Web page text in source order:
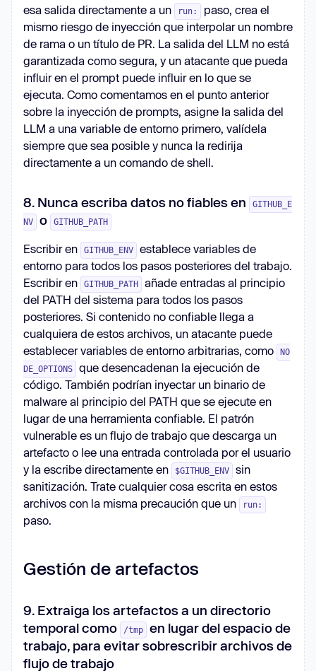
esa salida directamente a un
run:
paso, crea el
mismo riesgo de inyección que interpolar un nombre
de rama o un título de PR. La salida del LLM no está
garantizada como segura, y un atacante que pueda
influir en el prompt puede influir en lo que se
ejecuta. Como comentamos en el punto anterior
sobre la inyección de prompts, asigne la salida del
LLM a una variable de entorno primero, valídela
siempre que sea posible y nunca la redirija
directamente a un comando de shell.
8. Nunca escriba datos no fiables en
GITHUB_E
NV
o GITHUB_PATH
Escribir en GITHUB_ENV
establece variables de
entorno para todos los pasos posteriores del trabajo.
Escribir en
GITHUB_PATH
añade entradas al principio
del PATH del sistema para todos los pasos
posteriores. Si contenido no confiable llega a
cualquiera de estos archivos, un atacante puede
establecer variables de entorno arbitrarias, como
NO
DE_OPTIONS
que desencadenan la ejecución de
código. También podrían inyectar un binario de
malware al principio del PATH que se ejecute en
lugar de una herramienta confiable. El patrón
vulnerable es un flujo de trabajo que descarga un
artefacto o lee una entrada controlada por el usuario
y la escribe directamente en
$GITHUB_ENV
sin
sanitización. Trate cualquier cosa escrita en estos
archivos con la misma precaución que un
run:
paso.
Gestión de artefactos
9. Extraiga los artefactos a un directorio
temporal como
/tmp
en lugar del espacio de
trabajo, para evitar sobrescribir archivos de
flujo de trabajo